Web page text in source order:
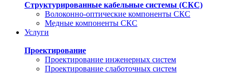
Структурированные кабельные системы (СКС)
Волоконно-оптические компоненты СКС
Медные компоненты СКС
Услуги
Проектирование
Проектирование инженерных систем
Проектирование слаботочных систем